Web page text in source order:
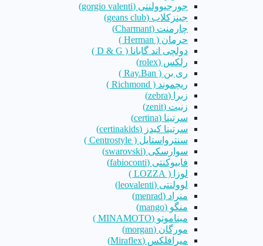
جورجیوولنتی (gorgio valenti)
جینزکلاب (geans club)
چارمنت (Charmant)
حرمان ( Herman )
دولچی اند گابانا ( D & G )
رلکس (rolex)
ری بن ( Ray.Ban )
ریچموند ( Richmond )
زبرا (zebra)
زنیت (zenit)
سرتینا (certina)
سرتینا کیدز (certinakids)
سنترواستایل ( Centrostyle )
سوارسکی (swarovski)
فابیوکنتی (fabioconti)
لوزا ( LOZZA )
لوولنتی (leovalenti)
منراد (menrad)
منگو (mango)
میناموتو (MINAMOTO )
مورگان (morgan)
میرافلکس (Miraflex)